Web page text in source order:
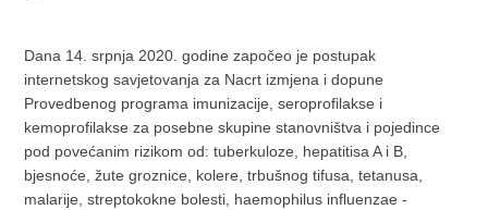
Dana 14. srpnja 2020. godine započeo je postupak
internetskog savjetovanja za Nacrt izmjena i dopune
Provedbenog programa imunizacije, seroprofilakse i
kemoprofilakse za posebne skupine stanovništva i pojedince
pod povećanim rizikom od: tuberkuloze, hepatitisa A i B,
bjesnoće, žute groznice, kolere, trbušnog tifusa, tetanusa,
malarije, streptokokne bolesti, haemophilus influenzae -